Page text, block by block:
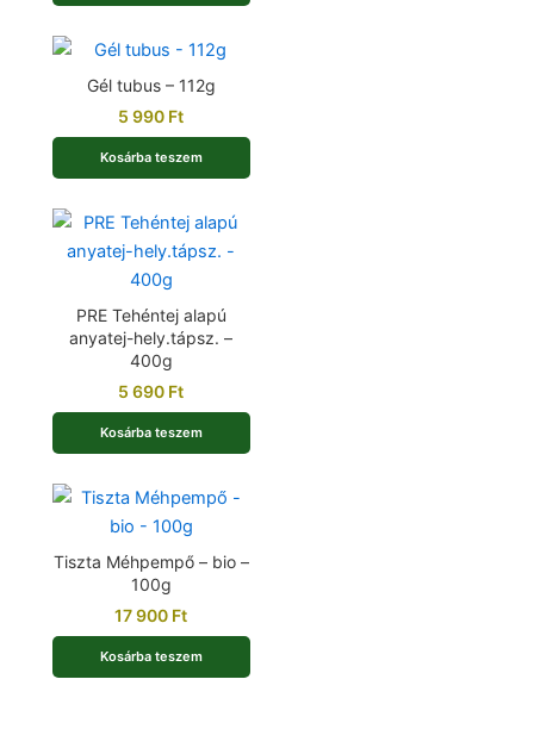
Gél tubus – 112g
5 990 Ft
Kosárba teszem
PRE Tehéntej alapú
anyatej-hely.tápsz. –
400g
5 690 Ft
Kosárba teszem
Tiszta Méhpempő – bio –
100g
17 900 Ft
Kosárba teszem